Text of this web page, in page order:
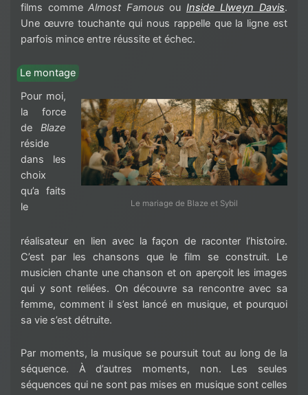
films commeAlmost Famous ou Inside Llweyn Davis.
Une œuvre touchante qui nous rappelle que la ligne est
parfois mince entre réussite et échec.
Le montage
Le mariage de Blaze et Sybil
Pour moi,
la force
deBlaze
réside
dans les
choix
qu’a faits
le
réalisateur en lien avec la façon de raconter l’histoire.
C’est par les chansons que le film se construit. Le
musicien chante une chanson et on aperçoit les images
qui y sont reliées. On découvre sa rencontre avec sa
femme, comment il s’est lancé en musique, et pourquoi
sa vie s’est détruite.
Par moments, la musique se poursuit tout au long de la
séquence. À d’autres moments, non. Les seules
séquences qui ne sont pas mises en musique sont celles